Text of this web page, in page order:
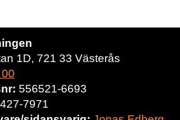
1D, 721 33 Västerås
556521-6693
7971